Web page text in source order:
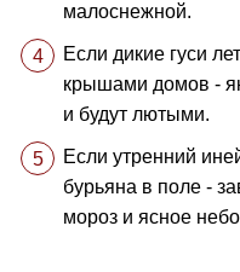
малоснежной.
Если дикие гуси
крышами домов -
и будут лютыми.
Если утренний
бурьяна в поле -
мороз и ясное